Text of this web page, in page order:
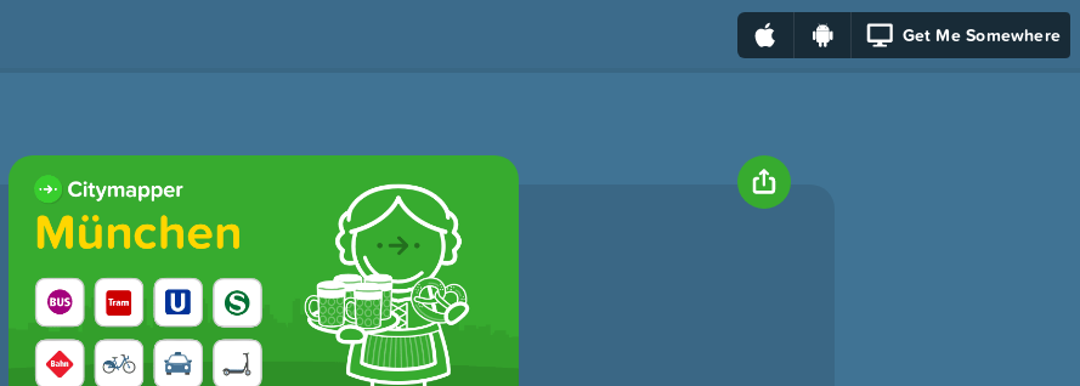
Get Me Somewhere